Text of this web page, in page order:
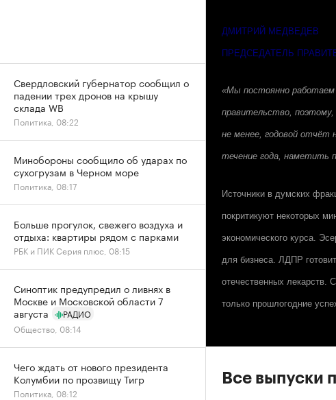
ДМИТРИЙ МЕДВЕДЕВ
ПРЕДСЕДАТЕЛЬ
«Мы постоянно работаем
правительство,
не менее, годовой отчёт
течение года, наметить
Источники в думских
покритикуют некоторых
экономического курса.
для бизнеса. ЛДПР
отечественных лекарств.
только прошлогодние
Все выпуски
Свердловский губернатор сообщил о
падении трех дронов на крышу
склада WB
Политика, 08:22
Минобороны сообщило об ударах по
сухогрузам в Черном море
Политика, 08:17
Больше прогулок, свежего воздуха и
отдыха: квартиры рядом с парками
РБК и ПИК Серия плюс, 08:15
Синоптик предупредил о ливнях в
Москве и Московской области 7
августа
РАДИО
Общество, 08:14
Чего ждать от нового президента
Колумбии по прозвищу Тигр
Политика, 08:12